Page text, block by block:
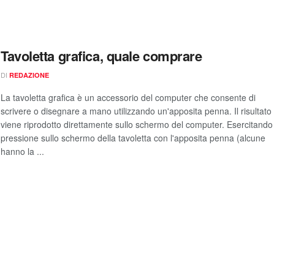
Tavoletta grafica, quale comprare
DI REDAZIONE
La tavoletta grafica è un accessorio del computer che consente di
scrivere o disegnare a mano utilizzando un'apposita penna. Il risultato
viene riprodotto direttamente sullo schermo del computer. Esercitando
pressione sullo schermo della tavoletta con l'apposita penna (alcune
hanno la ...